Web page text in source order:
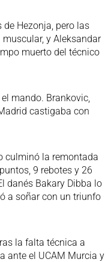
Hezonja, pero las
y Aleksandar
muerto del técnico
mando. Brankovic,
castigaba con
culminó la remontada
9 rebotes y 26
danés Bakary Dibba lo
a soñar con un triunfo
la falta técnica a
ante el UCAM Murcia y